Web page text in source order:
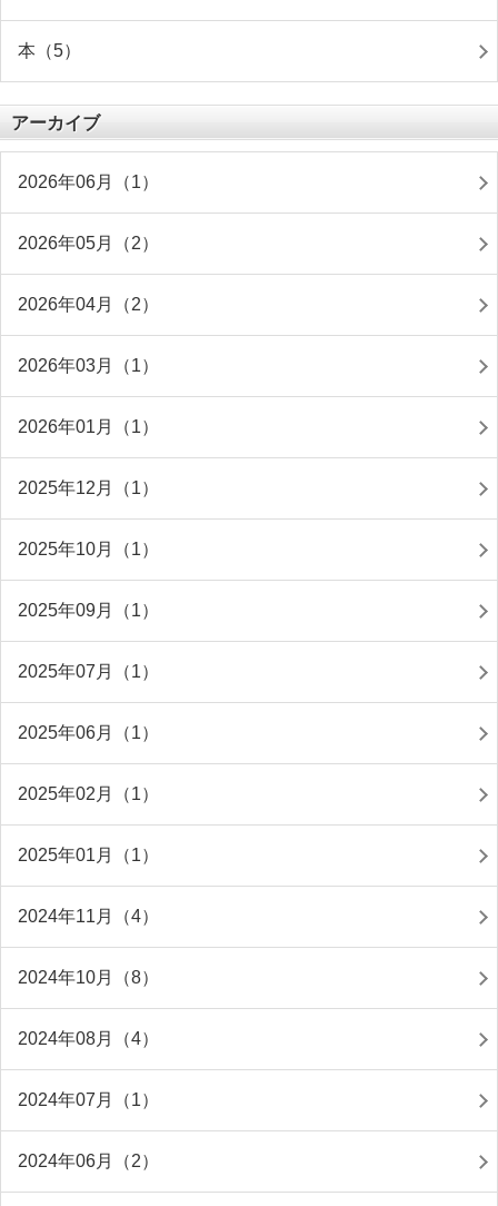
本（5）
アーカイブ
2026年06月（1）
2026年05月（2）
2026年04月（2）
2026年03月（1）
2026年01月（1）
2025年12月（1）
2025年10月（1）
2025年09月（1）
2025年07月（1）
2025年06月（1）
2025年02月（1）
2025年01月（1）
2024年11月（4）
2024年10月（8）
2024年08月（4）
2024年07月（1）
2024年06月（2）